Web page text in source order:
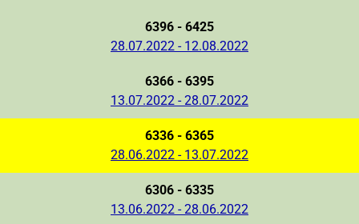
6396 - 6425
28.07.2022 - 12.08.2022
6366 - 6395
13.07.2022 - 28.07.2022
6336 - 6365
28.06.2022 - 13.07.2022
6306 - 6335
13.06.2022 - 28.06.2022